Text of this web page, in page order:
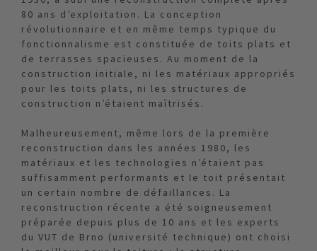
80 ans d’exploitation. La conception
révolutionnaire et en même temps typique du
fonctionnalisme est constituée de toits plats et
de terrasses spacieuses. Au moment de la
construction initiale, ni les matériaux appropriés
pour les toits plats, ni les structures de
construction n’étaient maîtrisés.
Malheureusement, même lors de la première
reconstruction dans les années 1980, les
matériaux et les technologies n’étaient pas
suffisamment performants et le toit présentait
un certain nombre de défaillances. La
reconstruction récente a été soigneusement
préparée depuis plus de 10 ans et les experts
du VUT de Brno (université technique) ont choisi